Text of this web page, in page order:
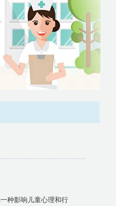
种影响儿童心理和行